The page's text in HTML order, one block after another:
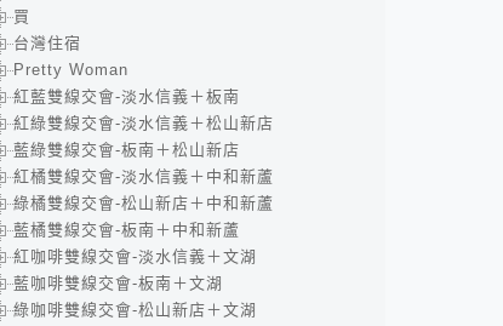
買
台灣住宿
Pretty Woman
紅藍雙線交會-淡水信義＋板南
紅綠雙線交會-淡水信義＋松山新店
藍綠雙線交會-板南＋松山新店
紅橘雙線交會-淡水信義＋中和新蘆
綠橘雙線交會-松山新店＋中和新蘆
藍橘雙線交會-板南＋中和新蘆
紅咖啡雙線交會-淡水信義＋文湖
藍咖啡雙線交會-板南＋文湖
綠咖啡雙線交會-松山新店＋文湖